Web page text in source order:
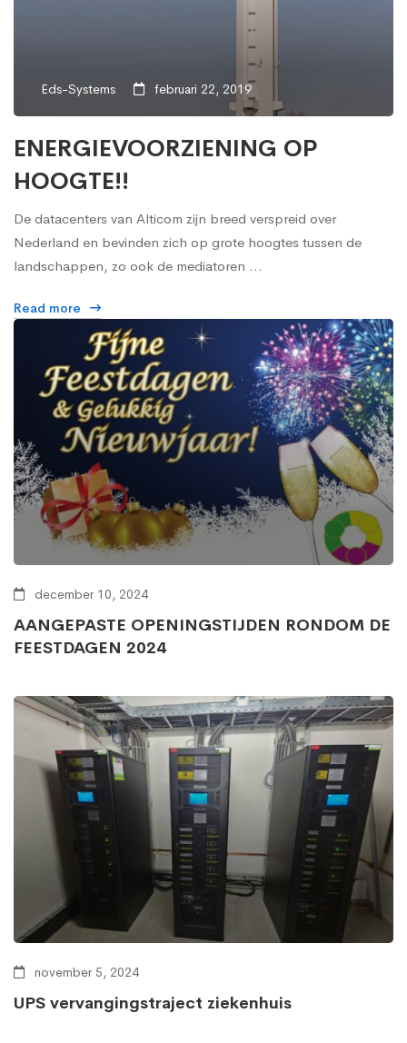
Eds-Systems februari 22, 2019
ENERGIEVOORZIENING OP
HOOGTE!!
De datacenters van Alticom zijn breed verspreid over
Nederland en bevinden zich op grote hoogtes tussen de
landschappen, zo ook de mediatoren …
Read more
december 10, 2024
AANGEPASTE OPENINGSTIJDEN RONDOM DE
FEESTDAGEN 2024
november 5, 2024
UPS vervangingstraject ziekenhuis